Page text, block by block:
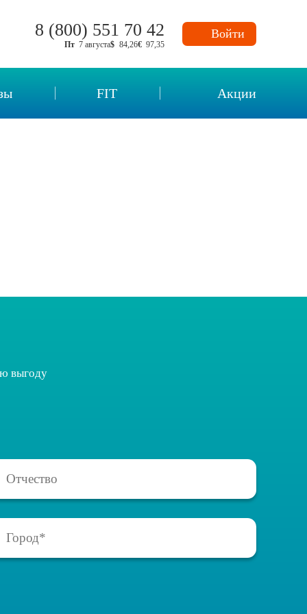
8 (800) 551 70 42
Пт 7 августа$ 84,26€ 97,35
Войти
FIT Акции
выгоду